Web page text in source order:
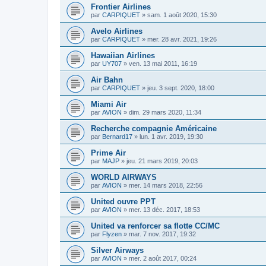
Frontier Airlines
par CARPIQUET » sam. 1 août 2020, 15:30
Avelo Airlines
par CARPIQUET » mer. 28 avr. 2021, 19:26
Hawaiian Airlines
par UY707 » ven. 13 mai 2011, 16:19
Air Bahn
par CARPIQUET » jeu. 3 sept. 2020, 18:00
Miami Air
par AVION » dim. 29 mars 2020, 11:34
Recherche compagnie Américaine
par Bernard17 » lun. 1 avr. 2019, 19:30
Prime Air
par MAJP » jeu. 21 mars 2019, 20:03
WORLD AIRWAYS
par AVION » mer. 14 mars 2018, 22:56
United ouvre PPT
par AVION » mer. 13 déc. 2017, 18:53
United va renforcer sa flotte CC/MC
par Flyzen » mar. 7 nov. 2017, 19:32
Silver Airways
par AVION » mer. 2 août 2017, 00:24